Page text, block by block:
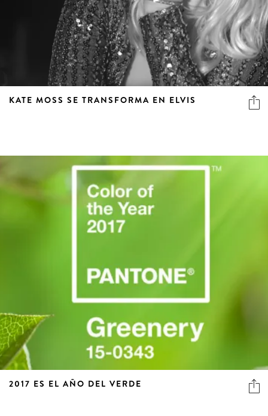
KATE MOSS SE TRANSFORMA EN ELVIS
2017 ES EL AÑO DEL VERDE